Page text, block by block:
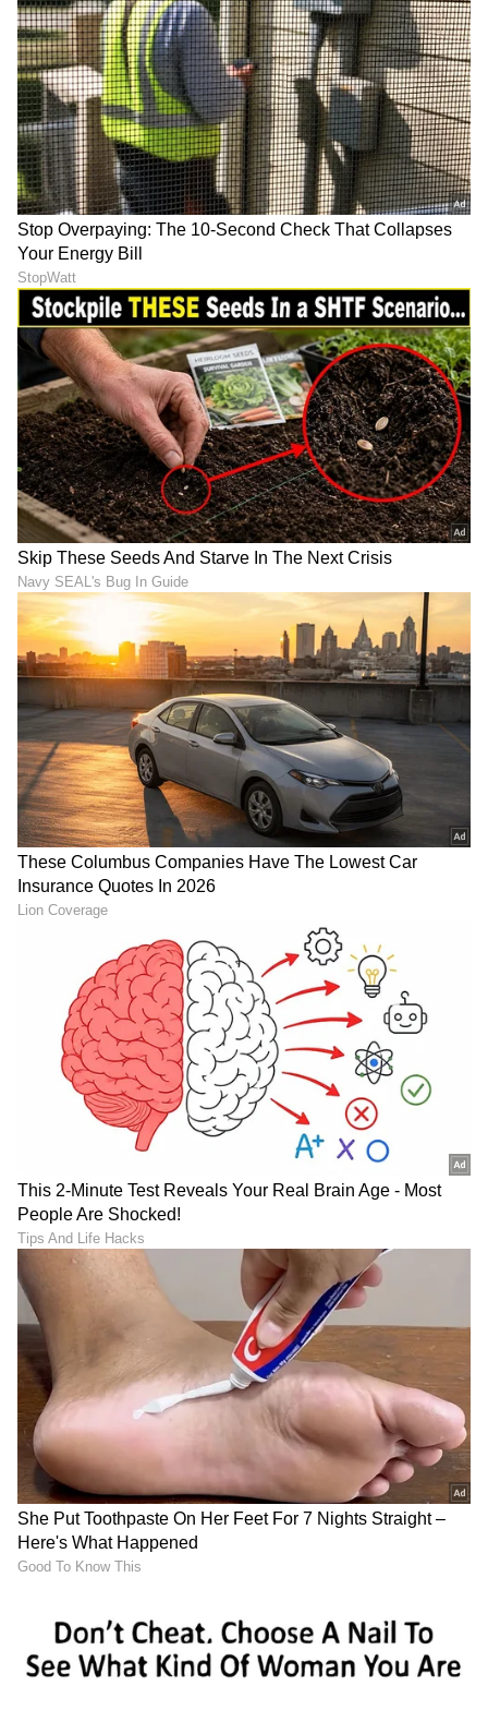
LATEST VIDEOS
ABOUT THE AUTHOR
GS Govindaraj S
ಏಷ್ಯಾನೆಟ್ ಸುವರ್ಣ ಡಿಜಿಟಲ್ ಕನ್ನಡ ವಿಭಾಗದಲ್ಲಿ ಉಪ ಸಂಪಾದಕ.
ಕಳೆದ 8 ವರ್ಷಗಳಿಂದ ಮಾಧ್ಯಮ ಪ್ರಪಂಚದಲ್ಲಿದ್ದೇನೆ. ಹುಟ್ಟಿ
ಬೆಳೆದಿದ್ದು ಬೆಂಗಳೂರಿನಲ್ಲಿ. ಸ್ನಾತಕೋತ್ತರ ಪದವಿಯನ್ನು ಬೆಂಗಳೂರು
ವಿಶ್ವವಿದ್ಯಾಲಯದಿಂದ ಪಡೆದಿದ್ದೇನೆ. ದೂರದರ್ಶನದಲ್ಲಿ ಇಂಟರ್ನ್‌ಶಿಪ್
ನಿರ್ವಹಣೆ. ಪ್ರಜಾವಾಣಿ ಮತ್ತು ಉದಯವಾಣಿ ಡಿಜಿಟಲ್ ವಿಭಾಗದಲ್ಲಿ
ಬರಹಗಾರ ಹಾಗೂ ಕಂಟೆಂಟ್ ಡೆವಲಪರ್ ಆಗಿ ಕೆಲಸ ಮಾಡಿದ್ದೇನೆ.
ಮನರಂಜನೆ ಸುದ್ದಿಗಳ ಬಗ್ಗೆ ತುಂಬಾ ಆಸಕ್ತಿ. ಸಿನಿಮಾ ವೀಕ್ಷಿಸುವುದು,
ಸಂಗೀತ ಕೇಳುವುದು ಮತ್ತು ಕ್ರೀಡೆ ನೆಚ್ಚಿನ ಹವ್ಯಾಸಗಳು.
ಸಮಂತಾ ರುತ್ ಪ್ರಭು ಟಾಲಿವುಡ್
ಕನ್ನಡ ಸಿನಿಮಾ (Kannada Cinema News), ಟಿವಿ
ಕಾರ್ಯಕ್ರಮಗಳು (Kannada TV Shows ), ಸೆಲೆಬ್ರಿಟಿ
ಸುದ್ದಿಗಳು ಮತ್ತು ಇತ್ತೀಚಿನ ಸುದ್ದಿಗಳಿಗಾಗಿ ಏಷ್ಯಾನೆಟ್
ಸುವರ್ಣ ನ್ಯೂಸ್‌ನಲ್ಲಿ ಮನರಂಜನಾ ವಿಭಾಗ ನೋಡಿ.
ಸಿನಿಮಾ ವಿಮರ್ಶೆಗಳು (Kannada Movies Review
ತಾರೆಯರ ಸಂದರ್ಶನಗಳು, ಧಾರಾವಾಹಿ ಅಪ್‌ಡೇಟ್ಸ್‌,
ತೆರೆಮರೆಯ ಕಥೆಗಳು,OTT ರಿಲೀಸ್‌ಗಳ ಬಗ್ಗೆ
ಮಾಹಿತಿಯೂ ಇಲ್ಲಿದೆ.
DOWNLOAD APP
RECOMMENDED STORIES
Atiq Ahmed: ಗ್ಯಾಂಗಸ್ಟಾರ್
ಅತೀಕ್ ಅಹ್ಮದ್ ಮಗನ ಕಾರು
ಶೋಧನೆಯಲ್ಲಿ ಪೊಲೀಸರಿಗೆ
Saif Ali Khan: ಅಣ್ಣನ ಸೀಕ್ರೆಟ್
ಮದುವೆಗೆ ತಂಗಿಯರಿಗೇ ಇರಲಿಲ್ವಾ
ಎಂಟ್ರಿ? ಶಾಕ್ ಆಗಿತ್ತು ಇಡೀ